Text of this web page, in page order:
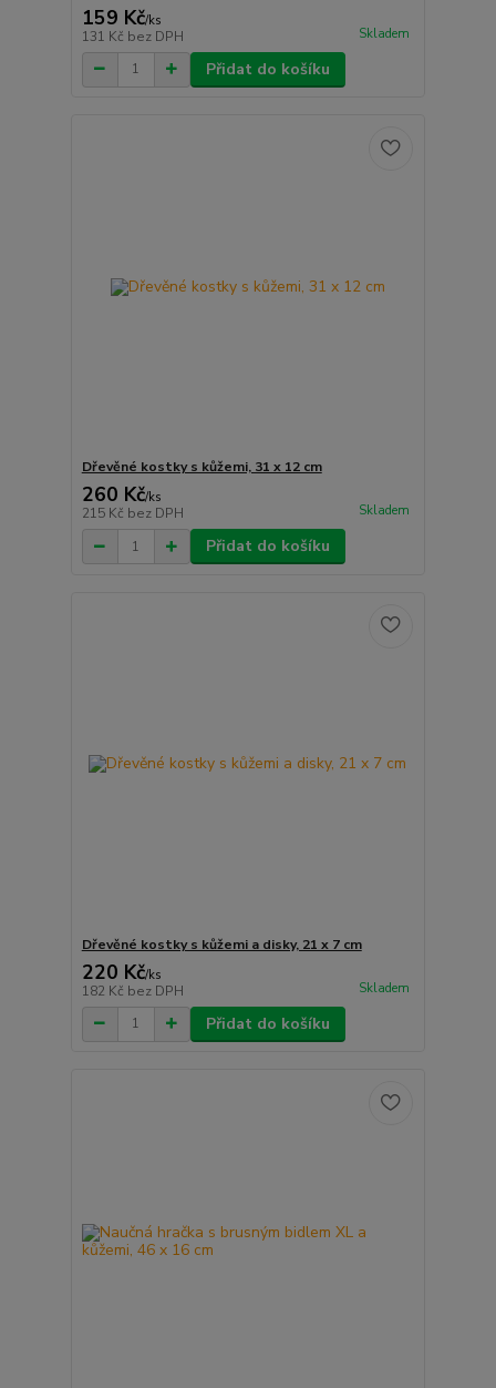
159 Kč/ks
131 Kč bez DPH Skladem
Přidat do košíku
Dřevěné kostky s kůžemi, 31 x 12 cm
260 Kč/ks
215 Kč bez DPH Skladem
Přidat do košíku
Dřevěné kostky s kůžemi a disky, 21 x 7 cm
220 Kč/ks
182 Kč bez DPH Skladem
Přidat do košíku